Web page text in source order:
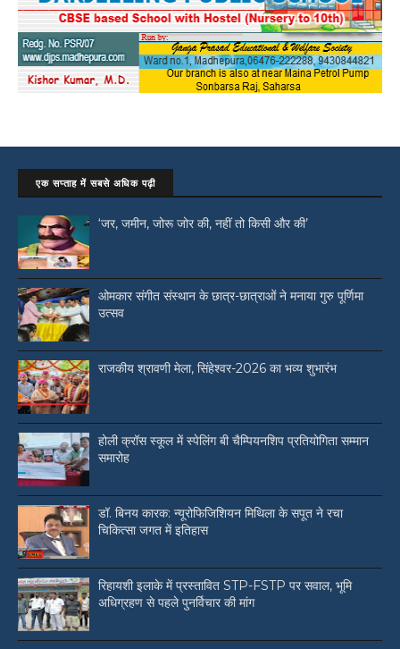
एक सप्ताह में सबसे अधिक पढ़ी
‘जर, जमीन, जोरू जोर की, नहीं तो किसी और की’
ओमकार संगीत संस्थान के छात्र-छात्राओं ने मनाया गुरु पूर्णिमा
उत्सव
राजकीय श्रावणी मेला, सिंहेश्वर-2026 का भव्य शुभारंभ
होली क्रॉस स्कूल में स्पेलिंग बी चैम्पियनशिप प्रतियोगिता सम्मान
समारोह
डॉ. बिनय कारक: न्यूरोफिजिशियन मिथिला के सपूत ने रचा
चिकित्सा जगत में इतिहास
रिहायशी इलाके में प्रस्तावित STP-FSTP पर सवाल, भूमि
अधिग्रहण से पहले पुनर्विचार की मांग